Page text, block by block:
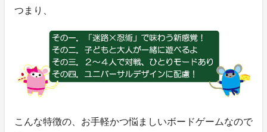
つまり、
こんな特徴の、お手軽かつ悩ましいボードゲームなので